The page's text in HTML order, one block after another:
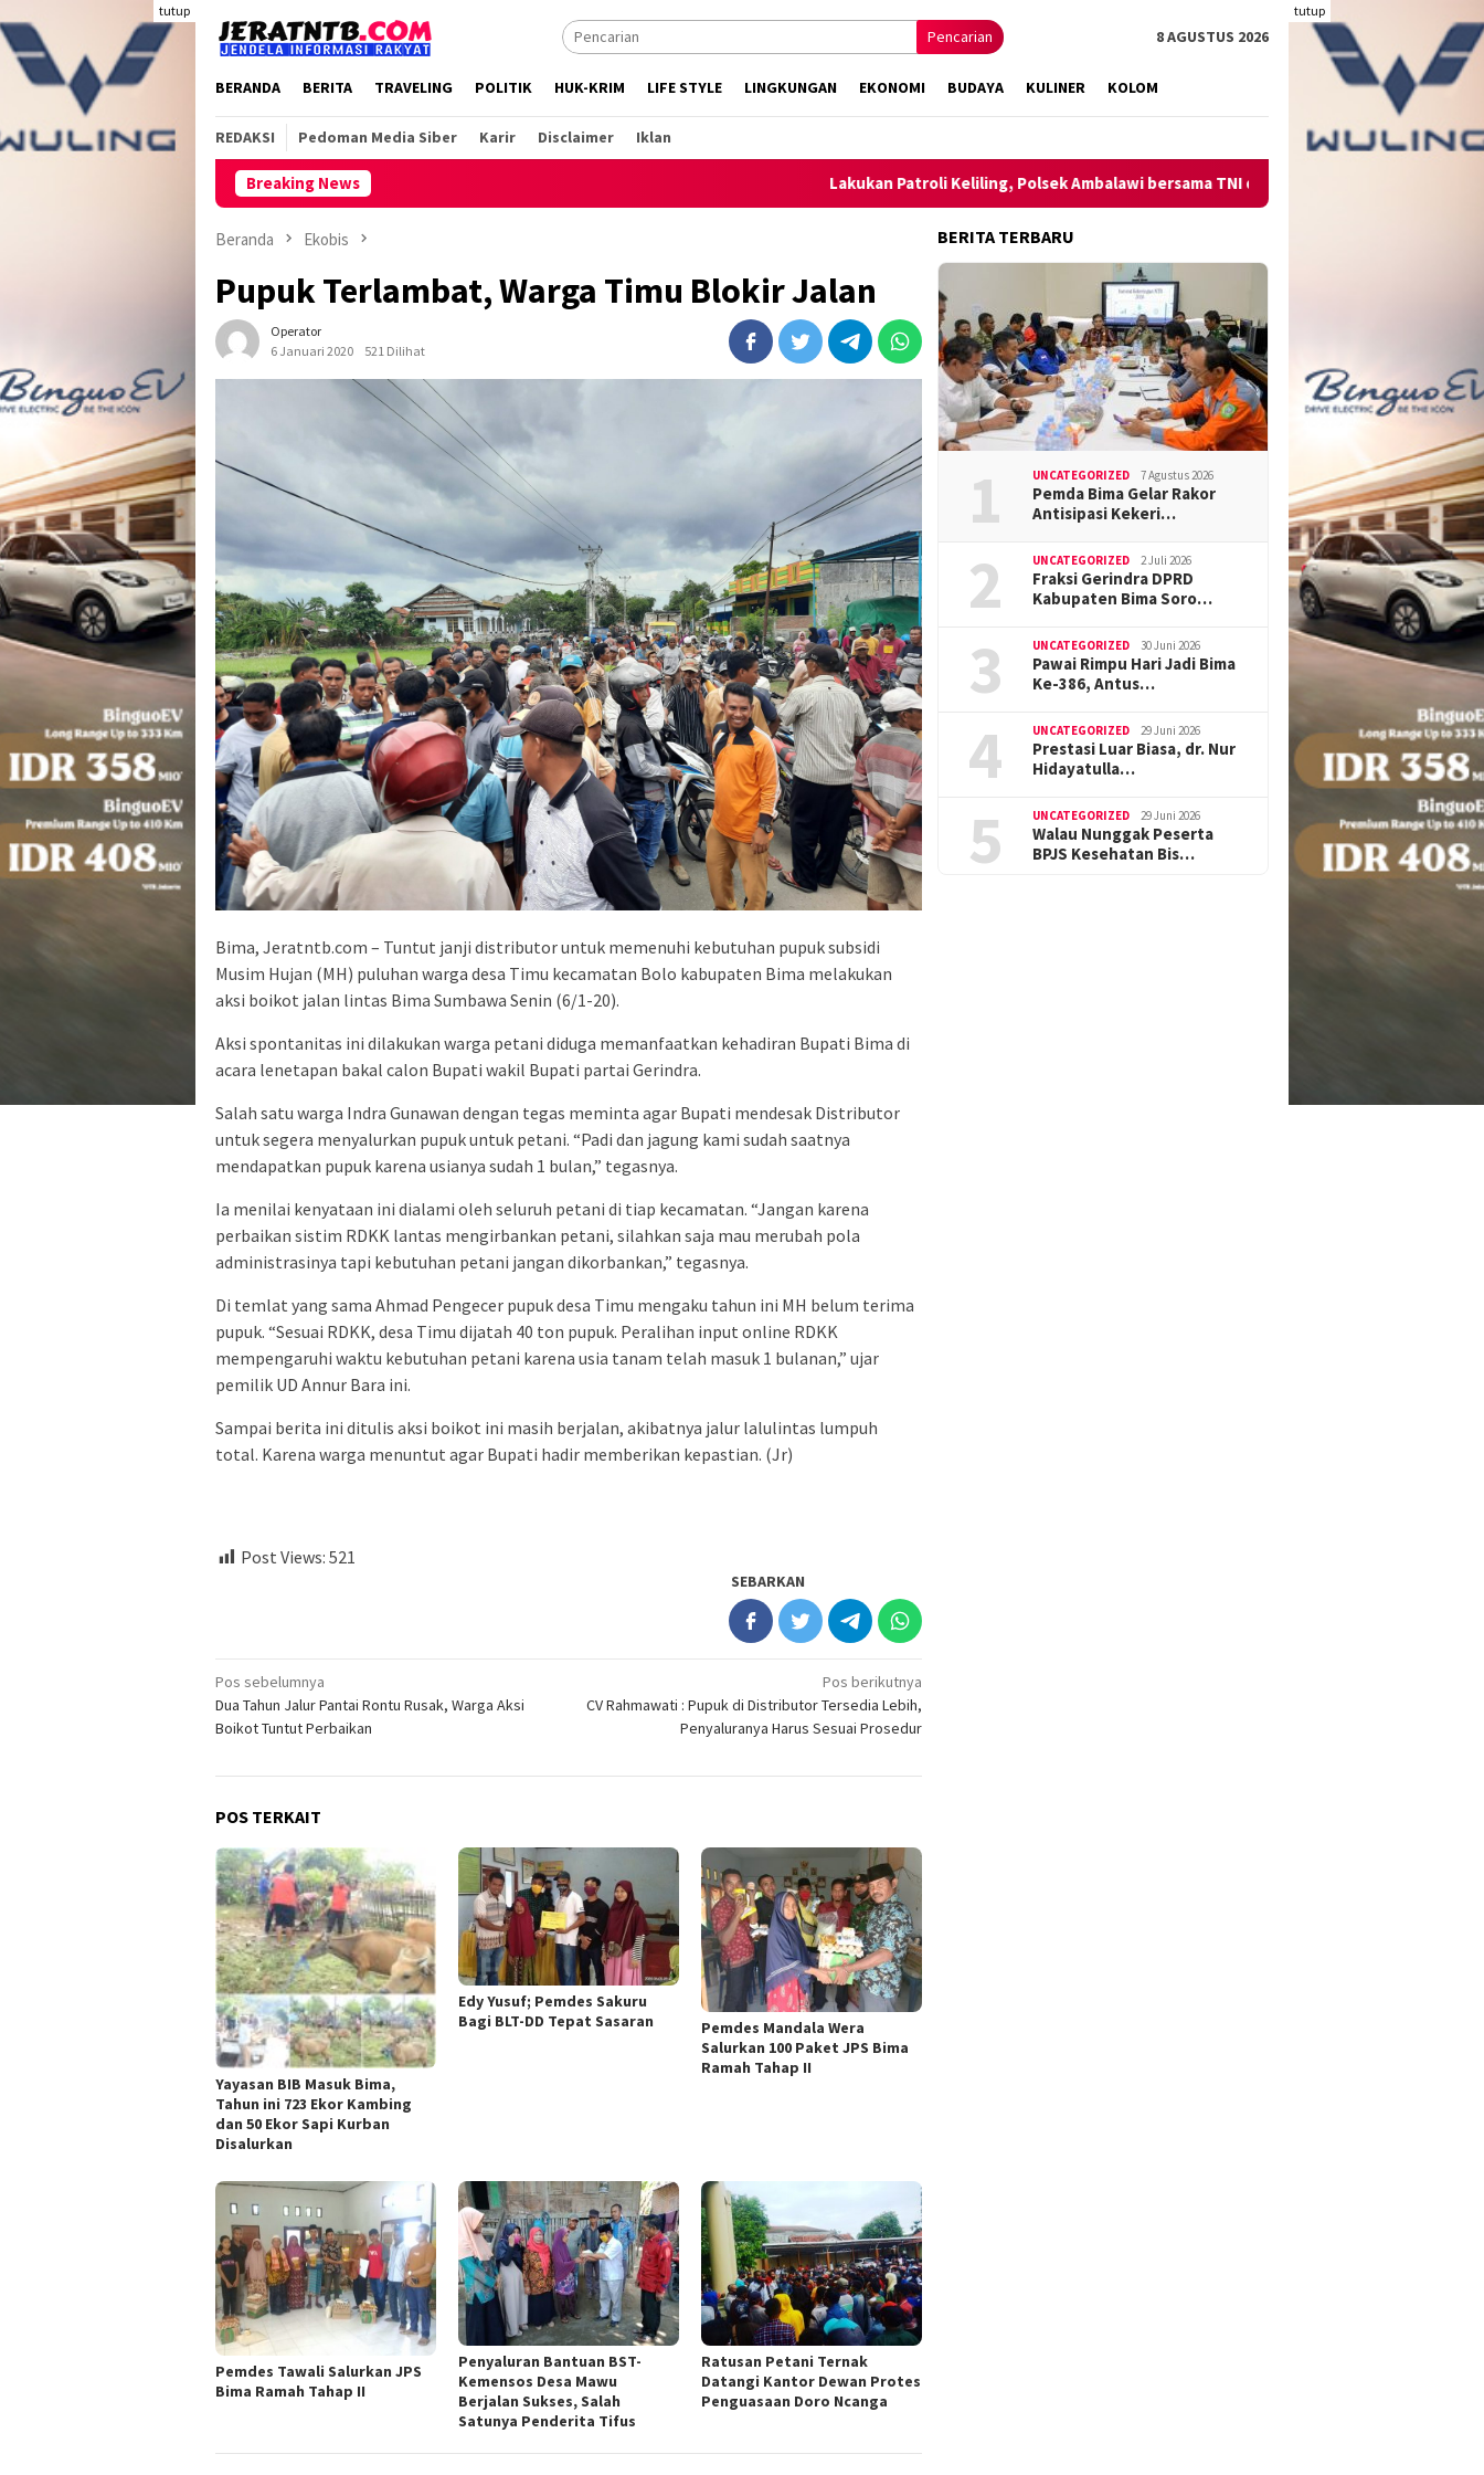
ke
konten
tutup tutup
Pencarian 8 AGUSTUS 2026
BERANDA BERITA TRAVELING POLITIK HUK-KRIM LIFE STYLE LINGKUNGAN EKONOMI BUDAYA KULINER KOLOM
REDAKSI Pedoman Media Siber Karir Disclaimer Iklan
Breaking News Lakukan Patroli Keliling, Polsek Ambalawi bersama TNI dan SatPolPP Sita Minuman Keras
Beranda Ekobis
Pupuk Terlambat, Warga Timu Blokir Jalan
Operator
6 Januari 2020
521 Dilihat
Bima, Jeratntb.com – Tuntut janji distributor untuk memenuhi kebutuhan pupuk subsidi
Musim Hujan (MH) puluhan warga desa Timu kecamatan Bolo kabupaten Bima melakukan
aksi boikot jalan lintas Bima Sumbawa Senin (6/1-20).
Aksi spontanitas ini dilakukan warga petani diduga memanfaatkan kehadiran Bupati Bima di
acara lenetapan bakal calon Bupati wakil Bupati partai Gerindra.
Salah satu warga Indra Gunawan dengan tegas meminta agar Bupati mendesak Distributor
untuk segera menyalurkan pupuk untuk petani. “Padi dan jagung kami sudah saatnya
mendapatkan pupuk karena usianya sudah 1 bulan,” tegasnya.
Ia menilai kenyataan ini dialami oleh seluruh petani di tiap kecamatan. “Jangan karena
perbaikan sistim RDKK lantas mengirbankan petani, silahkan saja mau merubah pola
administrasinya tapi kebutuhan petani jangan dikorbankan,” tegasnya.
Di temlat yang sama Ahmad Pengecer pupuk desa Timu mengaku tahun ini MH belum terima
pupuk. “Sesuai RDKK, desa Timu dijatah 40 ton pupuk. Peralihan input online RDKK
mempengaruhi waktu kebutuhan petani karena usia tanam telah masuk 1 bulanan,” ujar
pemilik UD Annur Bara ini.
Sampai berita ini ditulis aksi boikot ini masih berjalan, akibatnya jalur lalulintas lumpuh
total. Karena warga menuntut agar Bupati hadir memberikan kepastian. (Jr)
Post Views: 521
SEBARKAN
Navigasi
pos
Pos sebelumnya
Dua Tahun Jalur Pantai Rontu Rusak, Warga Aksi
Boikot Tuntut Perbaikan
Pos berikutnya
CV Rahmawati : Pupuk di Distributor Tersedia Lebih,
Penyaluranya Harus Sesuai Prosedur
POS TERKAIT
Yayasan BIB Masuk Bima,
Tahun ini 723 Ekor Kambing
dan 50 Ekor Sapi Kurban
Disalurkan
Edy Yusuf; Pemdes Sakuru
Bagi BLT-DD Tepat Sasaran
Pemdes Mandala Wera
Salurkan 100 Paket JPS Bima
Ramah Tahap II
Pemdes Tawali Salurkan JPS
Bima Ramah Tahap II
Penyaluran Bantuan BST-
Kemensos Desa Mawu
Berjalan Sukses, Salah
Satunya Penderita Tifus
Ratusan Petani Ternak
Datangi Kantor Dewan Protes
Penguasaan Doro Ncanga
BERITA TERBARU
1 UNCATEGORIZED 7 Agustus 2026
Pemda Bima Gelar Rakor
Antisipasi Kekeri…
2 UNCATEGORIZED 2 Juli 2026
Fraksi Gerindra DPRD
Kabupaten Bima Soro…
3 UNCATEGORIZED 30 Juni 2026
Pawai Rimpu Hari Jadi Bima
Ke-386, Antus…
4 UNCATEGORIZED 29 Juni 2026
Prestasi Luar Biasa, dr. Nur
Hidayatulla…
5 UNCATEGORIZED 29 Juni 2026
Walau Nunggak Peserta
BPJS Kesehatan Bis…